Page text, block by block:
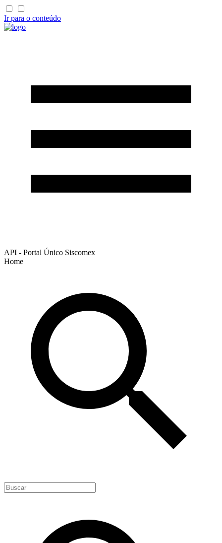
Ir para o conteúdo
API - Portal Único Siscomex
Home